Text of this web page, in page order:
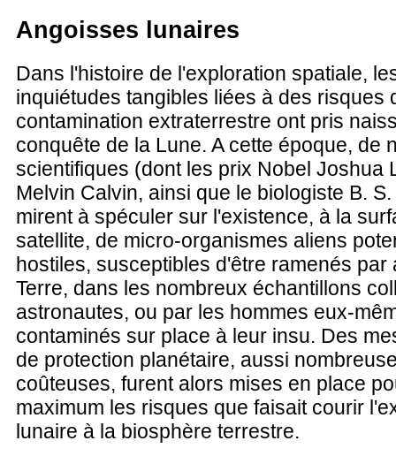
Angoisses lunaires
Dans l'histoire de l'exploration spatiale,
inquiétudes tangibles liées à des risques
contamination extraterrestre ont pris
conquête de la Lune. A cette époque, de
scientifiques (dont les prix Nobel Joshua
Melvin Calvin, ainsi que le biologiste B.
mirent à spéculer sur l'existence, à la
satellite, de micro-organismes aliens
hostiles, susceptibles d'être ramenés par
Terre, dans les nombreux échantillons
astronautes, ou par les hommes eux-
contaminés sur place à leur insu. Des
de protection planétaire, aussi
coûteuses, furent alors mises en place
maximum les risques que faisait courir
lunaire à la biosphère terrestre.